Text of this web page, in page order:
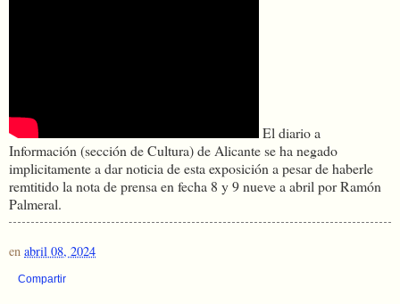
El diario a
Información (sección de Cultura) de Alicante se ha negado
implicitamente a dar noticia de esta exposición a pesar de haberle
remtitido la nota de prensa en fecha 8 y 9 nueve a abril por Ramón
Palmeral.
en abril 08, 2024
Compartir